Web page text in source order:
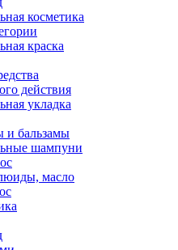
косметика
краска
действия
укладка
и бальзамы
шампуни
масло